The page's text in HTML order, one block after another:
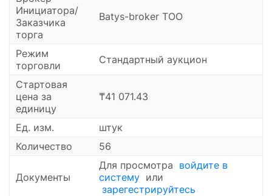
Инициатора/
Заказчика
торга
Batys-broker ТОО
Режим
торговли
Стандартный аукцион
Cтартовая
цена за
единицу
₸41 071.43
Ед. изм.
штук
Количество
56
Документы
Для просмотра войдите в
систему или
зарегестрируйтесь